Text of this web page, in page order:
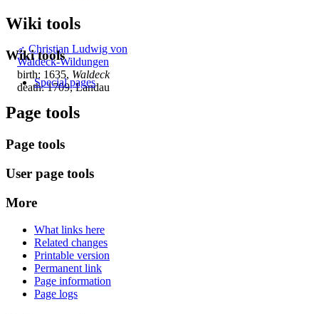
♂ Christian Ludwig von
Waldeck-Wildungen
birth: 1635, Waldeck
death: 1709, Landau
Wiki tools
Wiki tools
Special pages
Page tools
Page tools
User page tools
More
What links here
Related changes
Printable version
Permanent link
Page information
Page logs